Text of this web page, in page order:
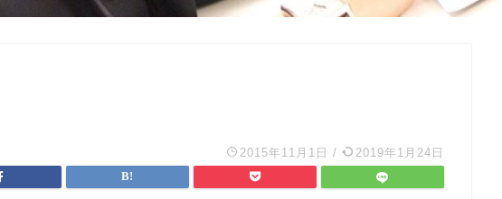
2015年11月1日 / 2019年1月24日